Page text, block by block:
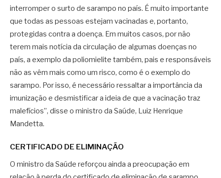
interromper o surto de sarampo no país. É muito importante
que todas as pessoas estejam vacinadas e, portanto,
protegidas contra a doença. Em muitos casos, por não
terem mais notícia da circulação de algumas doenças no
país, a exemplo da poliomielite também, pais e responsáveis
não as vêm mais como um risco, como é o exemplo do
sarampo. Por isso, é necessário ressaltar a importância da
imunização e desmistificar a ideia de que a vacinação traz
malefícios”, disse o ministro da Saúde, Luiz Henrique
Mandetta.
CERTIFICADO DE ELIMINAÇÃO
O ministro da Saúde reforçou ainda a preocupação em